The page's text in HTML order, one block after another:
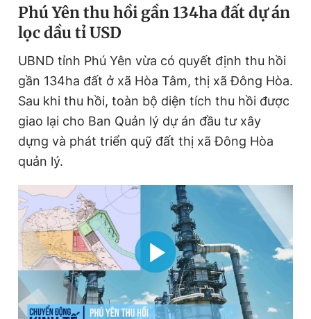
e
n
t
T
m
e
t
i
o
n
Phú Yên thu hồi gần 134ha đất dự án
lọc dầu tỉ USD
UBND tỉnh Phú Yên vừa có quyết định thu hồi
gần 134ha đất ở xã Hòa Tâm, thị xã Đông Hòa.
Sau khi thu hồi, toàn bộ diện tích thu hồi được
giao lại cho Ban Quản lý dự án đầu tư xây
dựng và phát triển quỹ đất thị xã Đông Hòa
quản lý.